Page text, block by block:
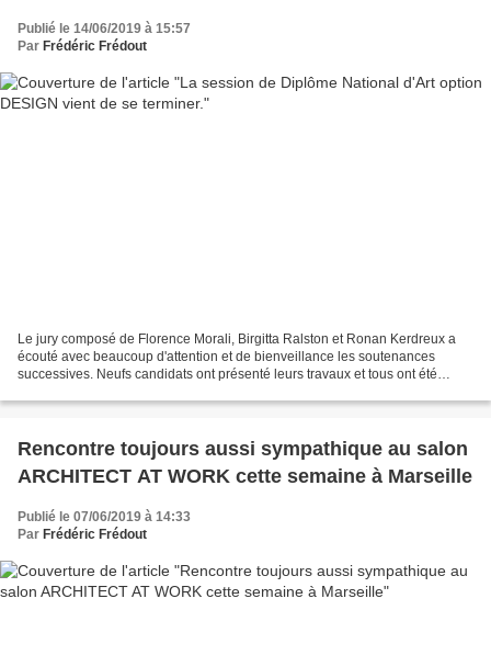
Publié le 14/06/2019 à 15:57
Par Frédéric Frédout
Le jury composé de Florence Morali, Birgitta Ralston et Ronan Kerdreux a
écouté avec beaucoup d'attention et de bienveillance les soutenances
successives. Neufs candidats ont présenté leurs travaux et tous ont été
Rencontre toujours aussi sympathique au salon
ARCHITECT AT WORK cette semaine à Marseille
Publié le 07/06/2019 à 14:33
Par Frédéric Frédout